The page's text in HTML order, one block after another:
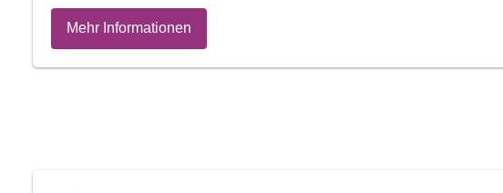
Mehr Informationen